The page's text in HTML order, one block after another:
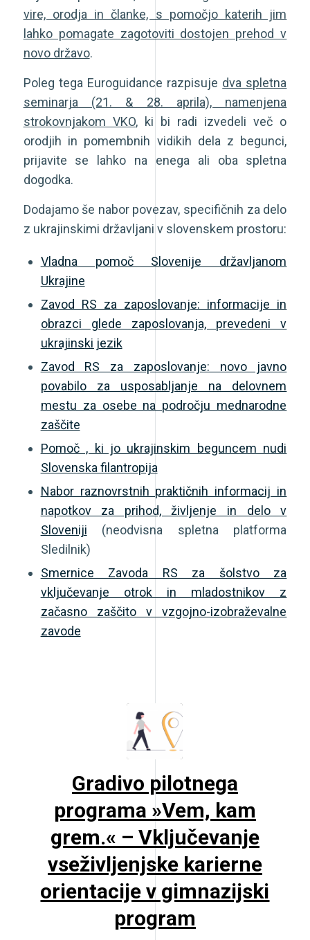
vire, orodja in članke, s pomočjo katerih jim
lahko pomagate zagotoviti dostojen prehod v
novo državo.
Poleg tega Euroguidance razpisuje dva spletna
seminarja (21. & 28. aprila), namenjena
strokovnjakom VKO, ki bi radi izvedeli več o
orodjih in pomembnih vidikih dela z begunci,
prijavite se lahko na enega ali oba
spletna
dogodka.
Dodajamo še nabor povezav, specifičnih za delo
z ukrajinskimi državljani v slovenskem prostoru:
Vladna pomoč Slovenije državljanom
Ukrajine
Zavod RS za zaposlovanje: informacije in
obrazci glede zaposlovanja, prevedeni v
ukrajinski jezik
Zavod RS za zaposlovanje: novo javno
povabilo za usposabljanje na delovnem
mestu za osebe na področju mednarodne
zaščite
Pomoč , ki jo ukrajinskim beguncem nudi
Slovenska filantropija
Nabor raznovrstnih praktičnih informacij in
napotkov za prihod, življenje in delo v
Sloveniji (neodvisna spletna platforma
Sledilnik)
Smernice Zavoda RS za šolstvo za
vključevanje otrok in mladostnikov z
začasno zaščito v vzgojno-izobraževalne
zavode
Gradivo pilotnega
programa »Vem, kam
grem.« – Vključevanje
vseživljenjske karierne
orientacije v gimnazijski
program